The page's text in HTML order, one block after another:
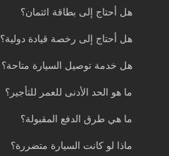
هل أحتاج إلى بطاقة ائتمان؟
هل أحتاج إلى رخصة قيادة دولية؟
هل خدمة توصيل السيارة متاحة؟
ما هو الحد الأدنى للعمر للتأجير؟
ما هي طرق الدفع المقبولة؟
ماذا لو كانت السيارة متضررة؟